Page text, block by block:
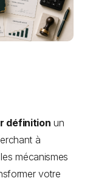
définition un
à
mécanismes
votre